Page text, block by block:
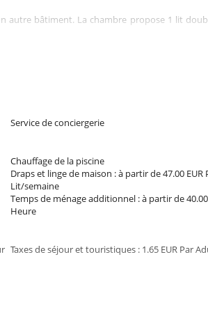
autre bâtiment. La chambre propose 1 lit
bâtiment. La chambre propose 2 lit simple
propose 2 lit simple 90 cm. Salle de bain à
propose 1 lit double 180 cm. Salle de bain à
propose 1 lit double 180 cm
Service de conciergerie
Chauffage de la piscine
Draps et linge de maison : à partir de 47.00 EUR
Lit/semaine
Temps de ménage additionnel : à partir de 40.00
Heure
Taxes de séjour et touristiques : 1.65 EUR Par